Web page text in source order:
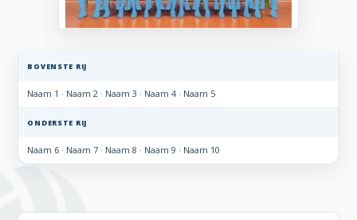
BOVENSTE RIJ
Naam 1 · Naam 2 · Naam 3 · Naam 4 · Naam 5
ONDERSTE RIJ
Naam 6 · Naam 7 · Naam 8 · Naam 9 · Naam 10